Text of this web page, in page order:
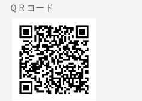
ＱＲコード